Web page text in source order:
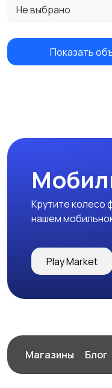
Не выбрано
Показать
Крутите колесо
нашем
Play Market
Магазины Блог